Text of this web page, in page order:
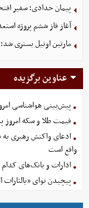
پیمان حدادی؛ سفیر
آغاز فاز ششم پروژه
مارتین اونیل بستری شد؛ سرمربی ۷۴
عناوین برگزیده
پیش‌بینی هواشناسی امروز
قیمت طلا و سکه امروز پنجشنبه 15
ادعای واکنش رهبری
واقع است
ادارات و بانک‌های کدام استان‌ها فردا
پیچیدن نوای